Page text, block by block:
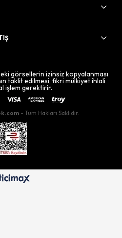
görsellerin izinsiz kopyalanması
taklit edilmesi, fikri mülkiyet ihlali
işlem gerektirir.
- Tüm Hakları Saklıdır.